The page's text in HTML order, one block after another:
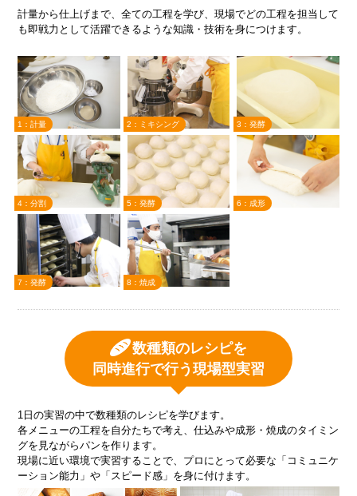
計量から仕上げまで、全ての工程を学び、現場でどの工程を担当して
も即戦力として活躍できるような知識・技術を身につけます。
1：計量 2：ミキシング 3：発酵
4：分割 5：発酵 6：成形
7：発酵 8：焼成
数種類のレシピを
同時進行で行う現場型実習
1日の実習の中で数種類のレシピを学びます。
各メニューの工程を自分たちで考え、仕込みや成形・焼成のタイミン
グを見ながらパンを作ります。
現場に近い環境で実習することで、プロにとって必要な「コミュニケ
ーション能力」や「スピード感」を身に付けます。